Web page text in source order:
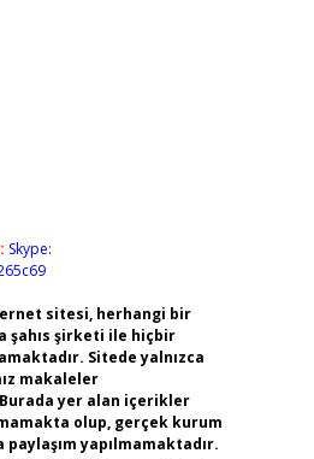
Skype:
sitesi, herhangi bir
şahıs şirketi ile hiçbir
Sitede yalnızca
makaleler
yer alan içerikler
olup, gerçek kurum
yapılmamaktadır.